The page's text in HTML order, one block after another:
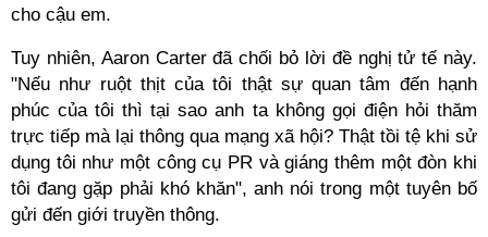
cho cậu em.
Tuy nhiên, Aaron Carter đã chối bỏ lời đề nghị tử tế này.
"Nếu như ruột thịt của tôi thật sự quan tâm đến hạnh
phúc của tôi thì tại sao anh ta không gọi điện hỏi thăm
trực tiếp mà lại thông qua mạng xã hội? Thật tồi tệ khi sử
dụng tôi như một công cụ PR và giáng thêm một đòn khi
tôi đang gặp phải khó khăn", anh nói trong một tuyên bố
gửi đến giới truyền thông.